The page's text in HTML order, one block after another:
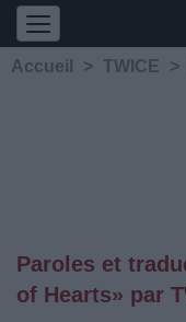
Accueil > TWICE >
Paroles et
of Hearts» par